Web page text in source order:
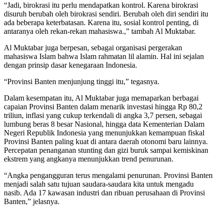
“Jadi, birokrasi itu perlu mendapatkan kontrol. Karena birokrasi
disuruh berubah oleh birokrasi sendiri. Berubah oleh diri sendiri itu
ada beberapa keterbatasan. Karena itu, sosial kontrol penting, di
antaranya oleh rekan-rekan mahasiswa.,” tambah Al Muktabar.
Al Muktabar juga berpesan, sebagai organisasi pergerakan
mahasiswa Islam bahwa Islam rahmatan lil alamin. Hal ini sejalan
dengan prinsip dasar kenegaraan Indonesia.
“Provinsi Banten menjunjung tinggi itu,” tegasnya.
Dalam kesempatan itu, Al Muktabar juga memaparkan berbagai
capaian Provinsi Banten dalam menarik investasi hingga Rp 80,2
triliun, inflasi yang cukup terkendali di angka 3,7 persen, sebagai
lumbung beras 8 besar Nasional, hingga data Kementerian Dalam
Negeri Republik Indonesia yang menunjukkan kemampuan fiskal
Provinsi Banten paling kuat di antara daerah otonomi baru lainnya.
Percepatan penanganan stunting dan gizi buruk sampai kemiskinan
ekstrem yang angkanya menunjukkan trend penurunan.
“Angka pengangguran terus mengalami penurunan. Provinsi Banten
menjadi salah satu tujuan saudara-saudara kita untuk mengadu
nasib. Ada 17 kawasan industri dan ribuan perusahaan di Provinsi
Banten,” jelasnya.